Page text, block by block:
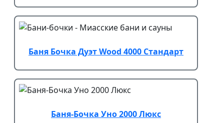
Баня Бочка Дуэт Wood 4000 Стандарт
Баня-Бочка Уно 2000 Люкс